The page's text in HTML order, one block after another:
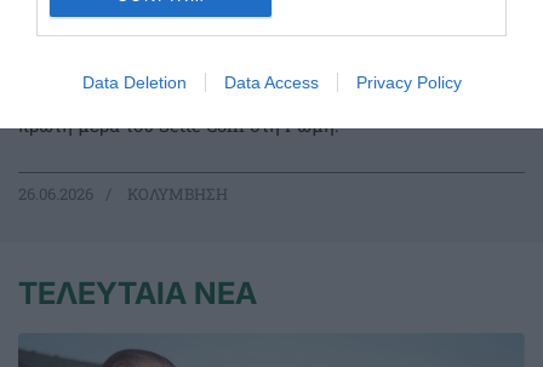
Data Deletion Data Access Privacy Policy
Ανταγωνιστική Ντουντουνάκη
στη Ρώμη
Η Άννα Ντουντουνάκη συμμετείχε σε δύο τελικούς την
πρώτη μέρα του Sette Colli στη Ρώμη.
26.06.2026 ΚΟΛΥΜΒΗΣΗ
ΤΕΛΕΥΤΑΙΑ ΝΕΑ